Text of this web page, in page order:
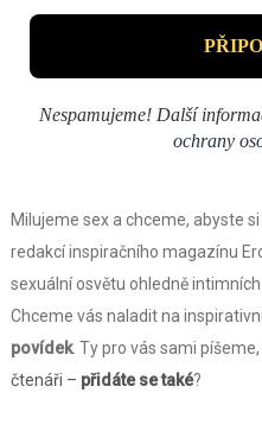
Nespamujeme! Další
ochrany
Milujeme sex a chceme, abyste
redakcí inspiračního magazínu
sexuální osvětu ohledně
Chceme vás naladit na
povídek. Ty pro vás sami
čtenáři – přidáte se také?